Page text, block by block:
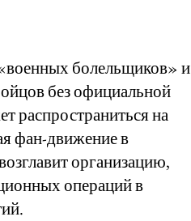
болельщиков» и
без официальной
распространиться на
фан-движение в
организацию,
операций в